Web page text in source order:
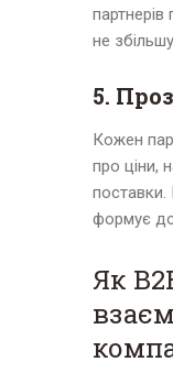
партнерів
не
5.
Кожен
про ціни,
поставки.
формує
Як